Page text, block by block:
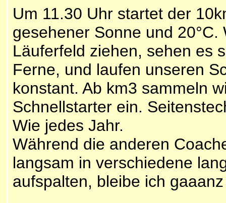
Um 11.30 Uhr startet der
gesehener Sonne und
Läuferfeld ziehen, sehen es
Ferne, und laufen unseren
konstant. Ab km3 sammeln
Schnellstarter ein.
Wie jedes Jahr.
Während die anderen
langsam in verschiedene
aufspalten, bleibe ich